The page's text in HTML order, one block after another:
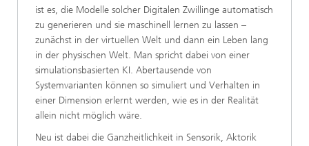
ist es, die Modelle solcher Digitalen Zwillinge automatisch
zu generieren und sie maschinell lernen zu lassen –
zunächst in der virtuellen Welt und dann ein Leben lang
in der physischen Welt. Man spricht dabei von einer
simulationsbasierten KI. Abertausende von
Systemvarianten können so simuliert und Verhalten in
einer Dimension erlernt werden, wie es in der Realität
allein nicht möglich wäre.
Neu ist dabei die Ganzheitlichkeit in Sensorik, Aktorik